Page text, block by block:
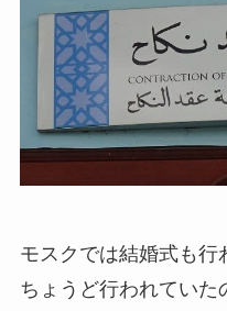
モスクでは結婚式も行
ちょうど行われていた